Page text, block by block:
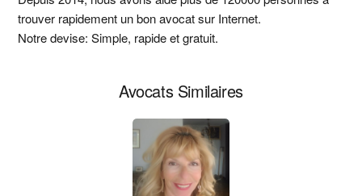
latérale
principale
trouver rapidement un bon avocat sur Internet.
Notre devise: Simple, rapide et gratuit.
Avocats Similaires